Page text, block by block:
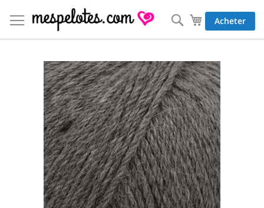
au
contenu
Mon panier
Acheter
Rechercher